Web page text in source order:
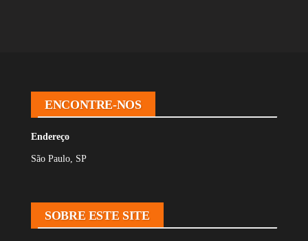
ENCONTRE-NOS
Endereço
São Paulo, SP
SOBRE ESTE SITE